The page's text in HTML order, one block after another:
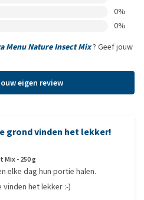
0%
0%
Menu Nature Insect Mix? Geef jouw
eigen review
grond vinden het lekker!
- 250 g
elke dag hun portie halen.
het lekker :-)